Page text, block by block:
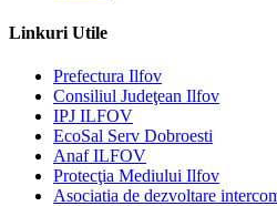
Linkuri Utile
Prefectura Ilfov
Consiliul Judeţean Ilfov
IPJ ILFOV
EcoSal Serv Dobroesti
Anaf ILFOV
Protecţia Mediului Ilfov
Asociatia de dezvoltare